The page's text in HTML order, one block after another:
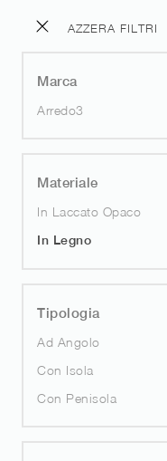
AZZERA FILTRI
Marca
Arredo3
Materiale
In Laccato Opaco
In Legno
Tipologia
Ad Angolo
Con Isola
Con Penisola